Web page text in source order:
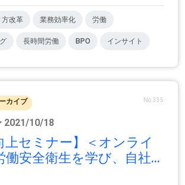
方改革 業務効率化 労働
長時間労働 BPO インサイト
カイブ No.335
2021/10/18
上セミナー】＜オンライ
働安全衛生を学び、自社...